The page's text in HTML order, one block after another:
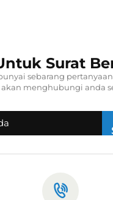
Surat
sebarang
menghubungi anda